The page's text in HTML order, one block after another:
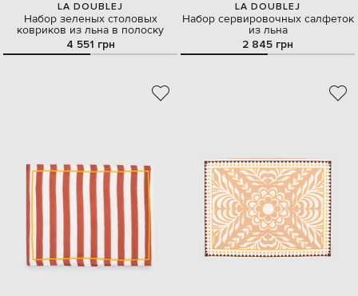
LA DOUBLEJ
Набор зеленых столовых
ковриков из льна в полоску
4 551 грн
LA DOUBLEJ
Набор сервировочных салфеток
из льна
2 845 грн